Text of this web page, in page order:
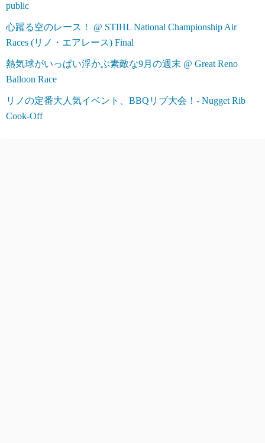
public
心躍る空のレース！ @ STIHL National Championship Air
Races (リノ・エアレース) Final
熱気球がいっぱい浮かぶ素敵な9月の週末 @ Great Reno
Balloon Race
リノの定番大人気イベント、BBQリブ大会！- Nugget Rib
Cook-Off